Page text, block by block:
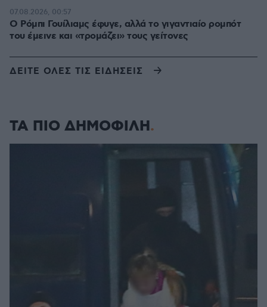
Ο Ρόμπι Γουίλιαμς έφυγε, αλλά το γιγαντιαίο ρομπότ
του έμεινε και «τρομάζει» τους γείτονες
07.08.2026, 00:57
ΔΕΙΤΕ ΟΛΕΣ ΤΙΣ ΕΙΔΗΣΕΙΣ
ΤΑ ΠΙΟ ΔΗΜΟΦΙΛΗ